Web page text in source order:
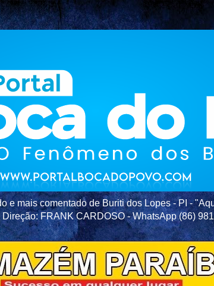
e mais comentado de Buriti dos Lopes - PI -
FRANK CARDOSO - WhatsApp (86)